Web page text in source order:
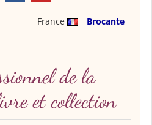
France
Brocante
de la
et collection